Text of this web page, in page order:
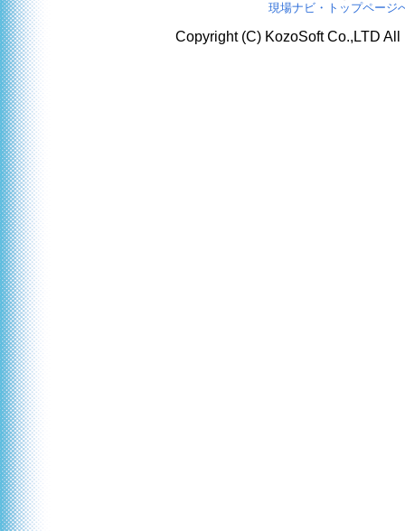
現場ナビ・トップページ
Copyright (C) KozoSoft Co.,LTD All